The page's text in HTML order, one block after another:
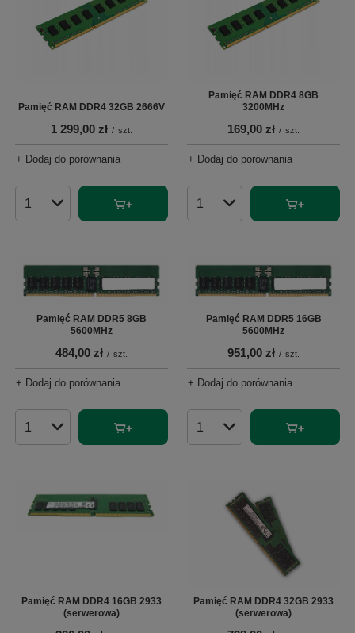
Pamięć RAM DDR4 32GB 2666V
1 299,00 zł / szt.
+ Dodaj do porównania
Ilość produktów
Pamięć RAM DDR4 8GB
3200MHz
169,00 zł / szt.
+ Dodaj do porównania
Ilość produktów
Pamięć RAM DDR5 8GB
5600MHz
484,00 zł / szt.
+ Dodaj do porównania
Ilość produktów
Pamięć RAM DDR5 16GB
5600MHz
951,00 zł / szt.
+ Dodaj do porównania
Ilość produktów
Pamięć RAM DDR4 16GB 2933
(serwerowa)
Pamięć RAM DDR4 32GB 2933
(serwerowa)